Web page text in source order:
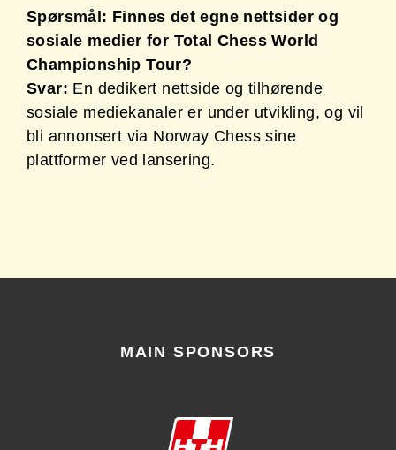
Spørsmål: Finnes det egne nettsider og
sosiale medier for Total Chess World
Championship Tour?
Svar: En dedikert nettside og tilhørende
sosiale mediekanaler er under utvikling, og vil
bli annonsert via Norway Chess sine
plattformer ved lansering.
MAIN SPONSORS